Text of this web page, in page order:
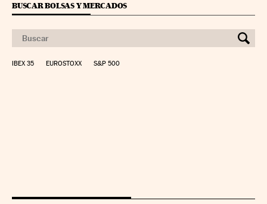
BUSCAR BOLSAS Y MERCADOS
IBEX 35 EUROSTOXX S&P 500